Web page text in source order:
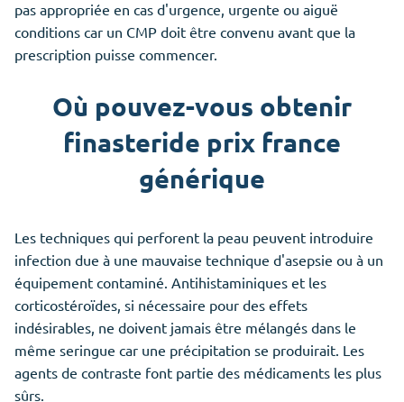
pas appropriée en cas d'urgence, urgente ou aiguë
conditions car un CMP doit être convenu avant que la
prescription puisse commencer.
Où pouvez-vous obtenir
finasteride prix france
générique
Les techniques qui perforent la peau peuvent introduire
infection due à une mauvaise technique d'asepsie ou à un
équipement contaminé. Antihistaminiques et les
corticostéroïdes, si nécessaire pour des effets
indésirables, ne doivent jamais être mélangés dans le
même seringue car une précipitation se produirait. Les
agents de contraste font partie des médicaments les plus
sûrs.